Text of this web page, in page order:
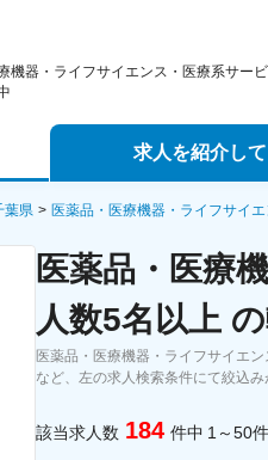
機器・ライフサイエンス・医療系サー
求人を紹介し
エージェントサービス
スカウトサービス
パートナーエージェント
葉県 医薬品・医療機器・ライフサイ
医薬品・医療
人数5名以上
医薬品・医療機器・ライフサイエ
など、左の求人検索条件にて絞込み
該当求人数 184 件中 1～50件